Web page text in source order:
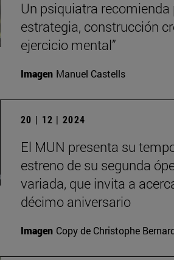
Un psiquiatra recomienda
estrategia, construcción
ejercicio mental”
Imagen Manuel Castells
20 | 12 | 2024
El MUN presenta su
estreno de su segunda
variada, que invita a
décimo aniversario
Imagen Copy de Christophe